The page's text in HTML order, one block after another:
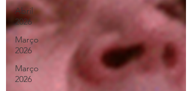
Abril
2026
Março
2026
Março
2026